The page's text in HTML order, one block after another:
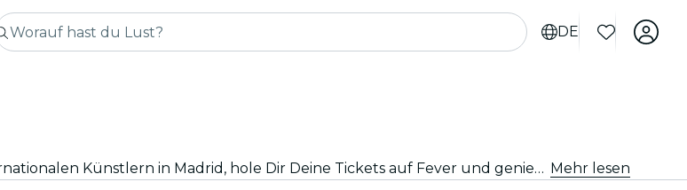
DE
Entdecke die besten Konzerte und Tourneen von nationalen und internationalen Künstlern in Madrid, hole Dir Deine Tickets auf Fever und genieße Top-Musik! Mehr lesen